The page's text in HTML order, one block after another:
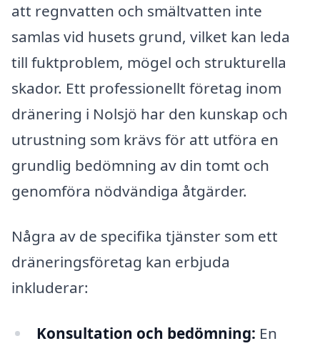
att regnvatten och smältvatten inte
samlas vid husets grund, vilket kan leda
till fuktproblem, mögel och strukturella
skador. Ett professionellt företag inom
dränering i Nolsjö har den kunskap och
utrustning som krävs för att utföra en
grundlig bedömning av din tomt och
genomföra nödvändiga åtgärder.
Några av de specifika tjänster som ett
dräneringsföretag kan erbjuda
inkluderar:
Konsultation och bedömning: En